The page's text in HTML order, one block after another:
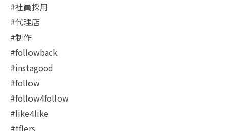
#社員採用
#代理店
#制作
#followback
#instagood
#follow
#follow4follow
#like4like
#tflers